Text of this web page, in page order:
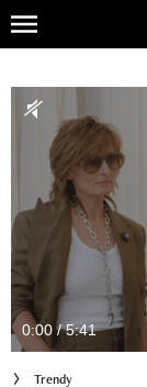
Skip
to
main
content
Moda
Ślub i wesele
Styl życia
Nasze akcje
Inspiracje
0:00 / 5:41
Trendy